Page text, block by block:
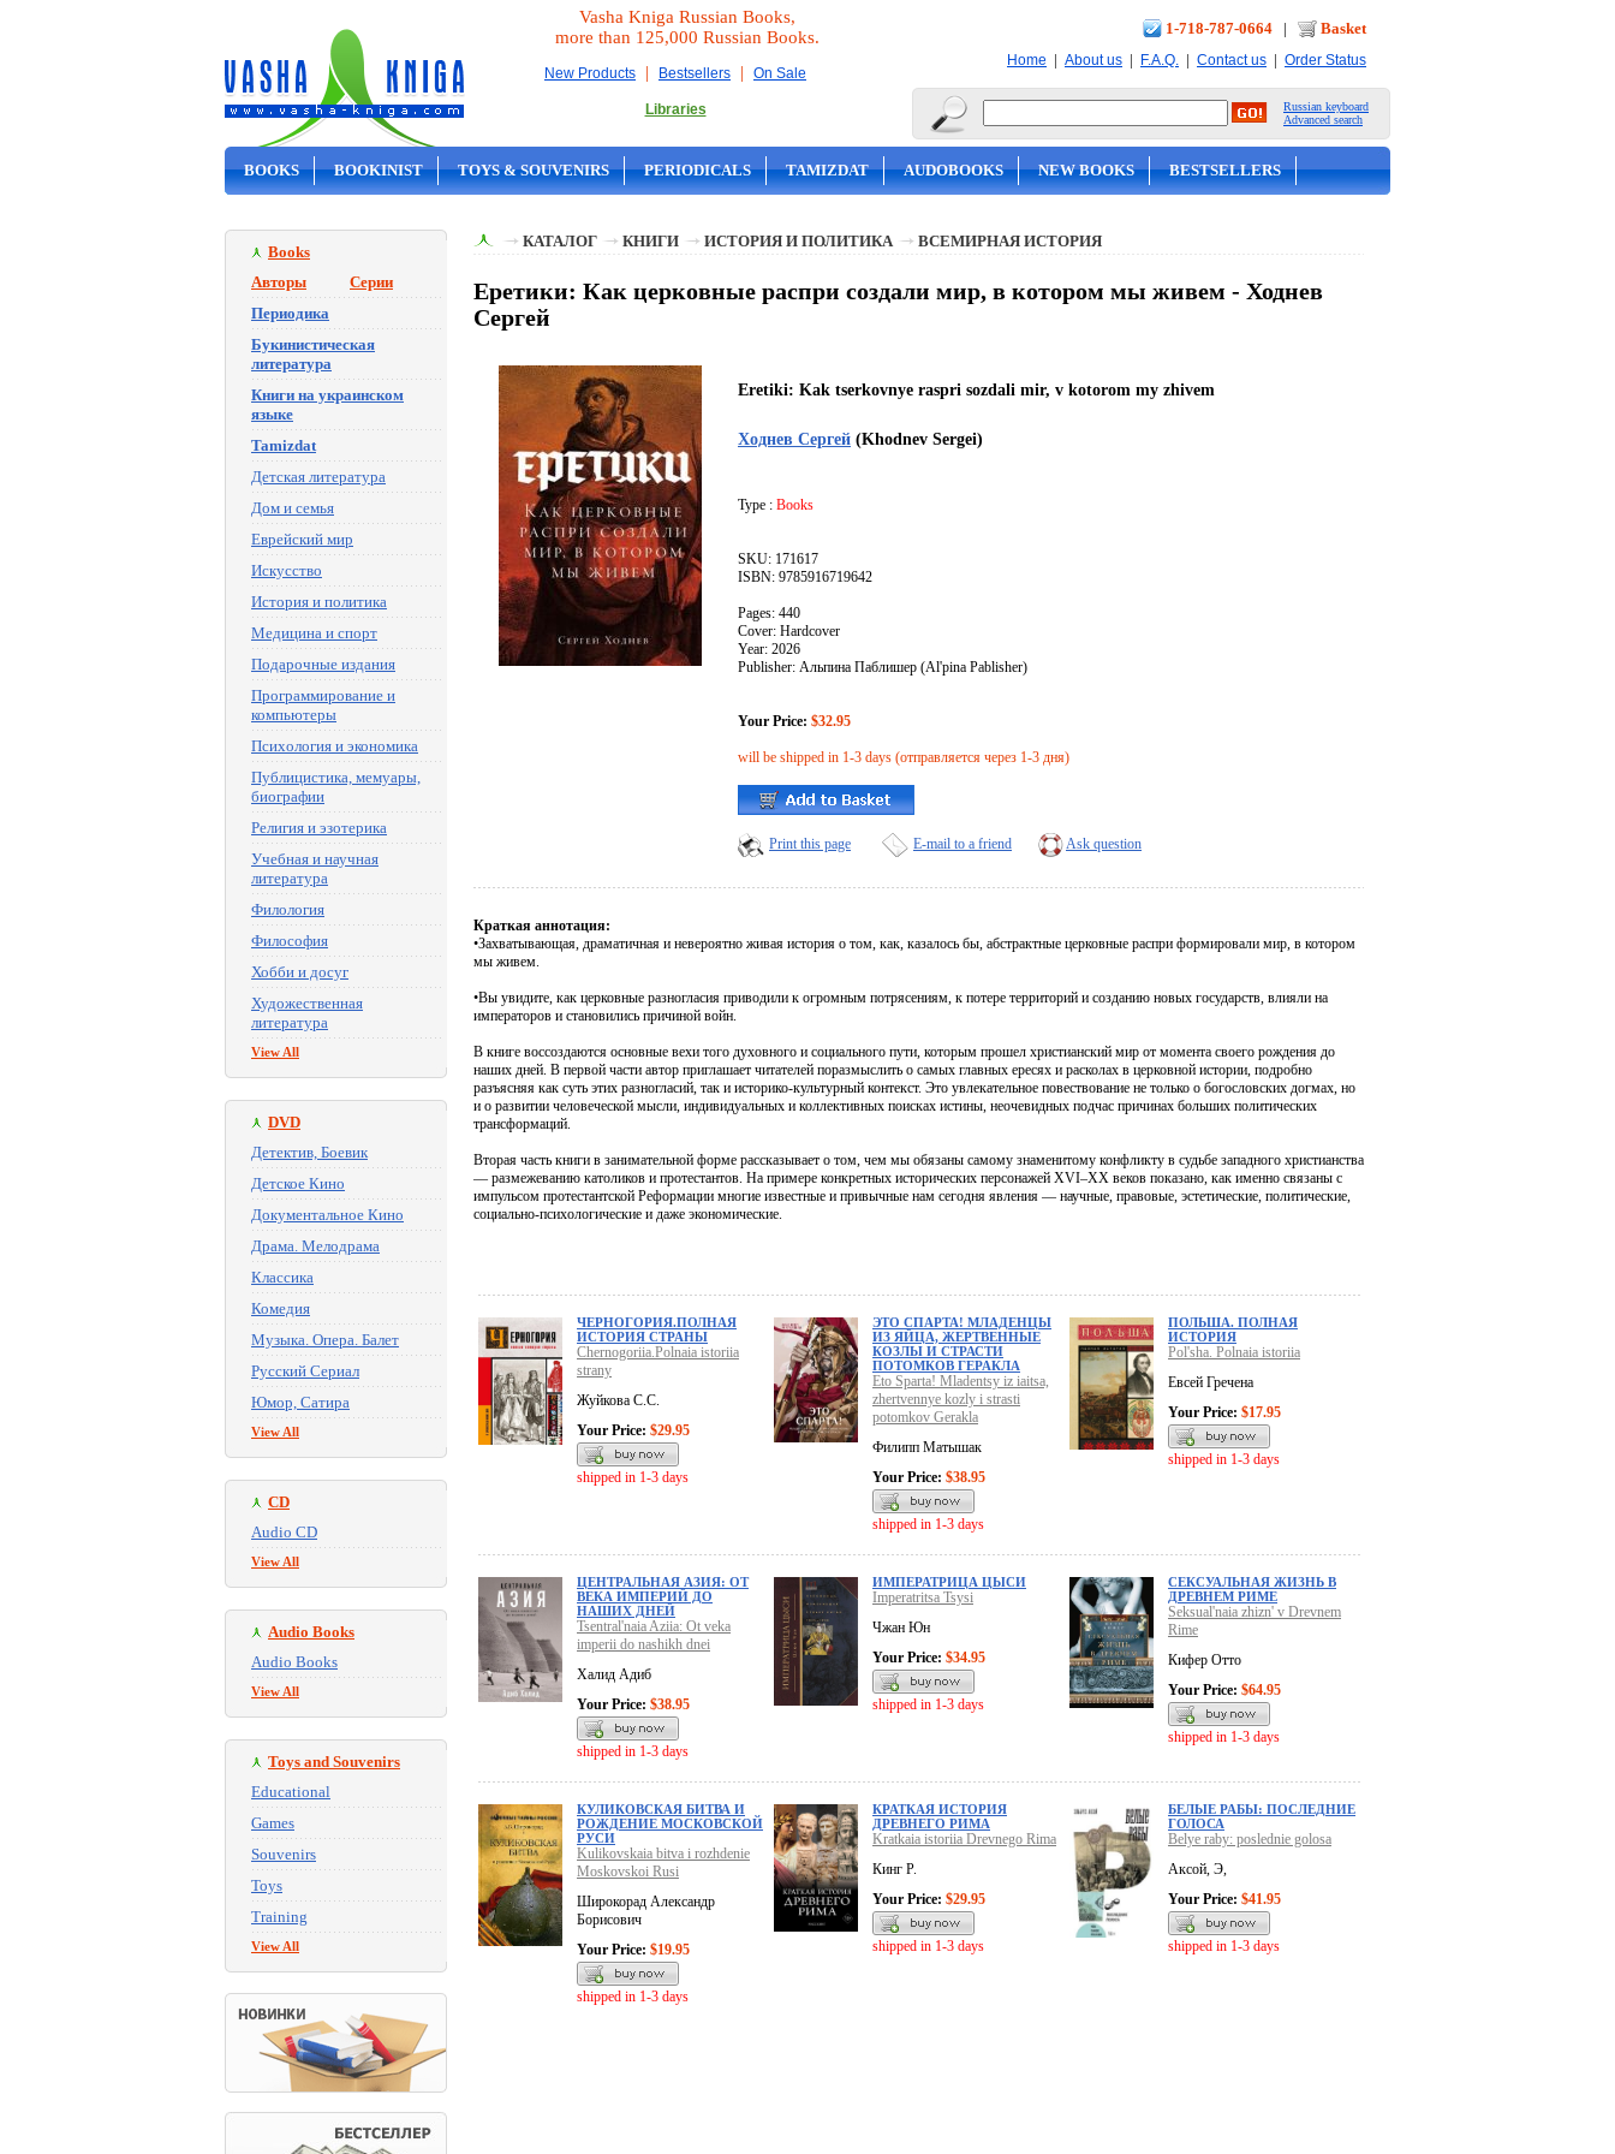
Vasha Kniga Russian Books,
more than 125,000 Russian Books.
New Products | Bestsellers | On Sale
Libraries
1-718-787-0664 | Basket
Home | About us | F.A.Q. | Contact us | Order Status
Russian keyboard
Advanced search
BOOKS BOOKINIST TOYS & SOUVENIRS PERIODICALS TAMIZDAT AUDOBOOKS NEW BOOKS BESTSELLERS
Books
Авторы
Серии
Периодика
Букинистическая
литература
Книги на украинском
языке
Tamizdat
Детская литература
Дом и семья
Еврейский мир
Искусство
История и политика
Медицина и спорт
Подарочные издания
Программирование и
компьютеры
Психология и экономика
Публицистика, мемуары,
биографии
Религия и эзотерика
Учебная и научная
литература
Филология
Философия
Хобби и досуг
Художественная
литература
View All
DVD
Детектив, Боевик
Детское Кино
Документальное Кино
Драма. Мелодрама
Классика
Комедия
Музыка. Опера. Балет
Русский Сериал
Юмор, Сатира
View All
CD
Audio CD
View All
Audio Books
Audio Books
View All
Toys and Souvenirs
Educational
Games
Souvenirs
Toys
Training
View All
КАТАЛОГ КНИГИ ИСТОРИЯ И ПОЛИТИКА ВСЕМИРНАЯ ИСТОРИЯ
Еретики: Как церковные распри создали мир, в котором мы живем - Ходнев
Сергей
Eretiki: Kak tserkovnye raspri sozdali mir, v kotorom my zhivem
Ходнев Сергей (Khodnev Sergei)
Type : Books
SKU: 171617
ISBN: 9785916719642
Pages: 440
Cover: Hardcover
Year: 2026
Publisher: Альпина Паблишер (Al'pina Pablisher)
Your Price: $32.95
will be shipped in 1-3 days (отправляется через 1-3 дня)
Print this page E-mail to a friend Ask question
Краткая аннотация:
•Захватывающая, драматичная и невероятно живая история о том, как, казалось бы, абстрактные церковные распри формировали мир, в котором
мы живем.
•Вы увидите, как церковные разногласия приводили к огромным потрясениям, к потере территорий и созданию новых государств, влияли на
императоров и становились причиной войн.
В книге воссоздаются основные вехи того духовного и социального пути, которым прошел христианский мир от момента своего рождения до
наших дней. В первой части автор приглашает читателей поразмыслить о самых главных ересях и расколах в церковной истории, подробно
разъясняя как суть этих разногласий, так и историко-культурный контекст. Это увлекательное повествование не только о богословских догмах, но
и о развитии человеческой мысли, индивидуальных и коллективных поисках истины, неочевидных подчас причинах больших политических
трансформаций.
Вторая часть книги в занимательной форме рассказывает о том, чем мы обязаны самому знаменитому конфликту в судьбе западного христианства
— размежеванию католиков и протестантов. На примере конкретных исторических персонажей XVI–XX веков показано, как именно связаны с
импульсом протестантской Реформации многие известные и привычные нам сегодня явления — научные, правовые, эстетические, политические,
социально-психологические и даже экономические.
ЧЕРНОГОРИЯ.ПОЛНАЯ
ИСТОРИЯ СТРАНЫ
Chernogoriia.Polnaia istoriia
strany
Жуйкова С.С.
Your Price: $29.95
shipped in 1-3 days
ЭТО СПАРТА! МЛАДЕНЦЫ
ИЗ ЯЙЦА, ЖЕРТВЕННЫЕ
КОЗЛЫ И СТРАСТИ
ПОТОМКОВ ГЕРАКЛА
Eto Sparta! Mladentsy iz iaitsa,
zhertvennye kozly i strasti
potomkov Gerakla
Филипп Матышак
Your Price: $38.95
shipped in 1-3 days
ПОЛЬША. ПОЛНАЯ
ИСТОРИЯ
Pol'sha. Polnaia istoriia
Евсей Гречена
Your Price: $17.95
shipped in 1-3 days
ЦЕНТРАЛЬНАЯ АЗИЯ: ОТ
ВЕКА ИМПЕРИЙ ДО
НАШИХ ДНЕЙ
Tsentral'naia Aziia: Ot veka
imperii do nashikh dnei
Халид Адиб
Your Price: $38.95
shipped in 1-3 days
ИМПЕРАТРИЦА ЦЫСИ
Imperatritsa Tsysi
Чжан Юн
Your Price: $34.95
shipped in 1-3 days
СЕКСУАЛЬНАЯ ЖИЗНЬ В
ДРЕВНЕМ РИМЕ
Seksual'naia zhizn' v Drevnem
Rime
Кифер Отто
Your Price: $64.95
shipped in 1-3 days
КУЛИКОВСКАЯ БИТВА И
РОЖДЕНИЕ МОСКОВСКОЙ
РУСИ
Kulikovskaia bitva i rozhdenie
Moskovskoi Rusi
Широкорад Александр
Борисович
Your Price: $19.95
shipped in 1-3 days
КРАТКАЯ ИСТОРИЯ
ДРЕВНЕГО РИМА
Kratkaia istoriia Drevnego Rima
Кинг Р.
Your Price: $29.95
shipped in 1-3 days
БЕЛЫЕ РАБЫ: ПОСЛЕДНИЕ
ГОЛОСА
Belye raby: poslednie golosa
Аксой, Э,
Your Price: $41.95
shipped in 1-3 days